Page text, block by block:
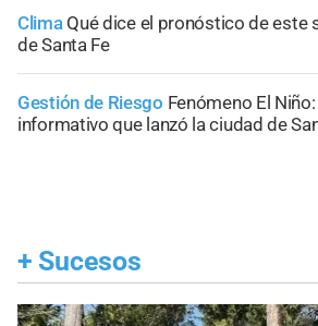
Clima Qué dice el pronóstico de este
de Santa Fe
Gestión de Riesgo Fenómeno El
informativo que lanzó la ciudad de
+ Sucesos